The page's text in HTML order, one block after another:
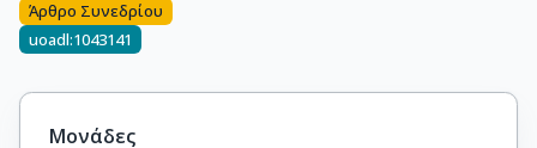
Άρθρο Συνεδρίου
uoadl:1043141
Μονάδες